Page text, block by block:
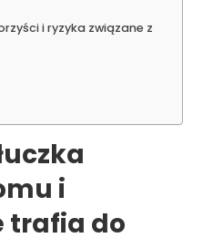
i ryzyka związane z
i
trafia do